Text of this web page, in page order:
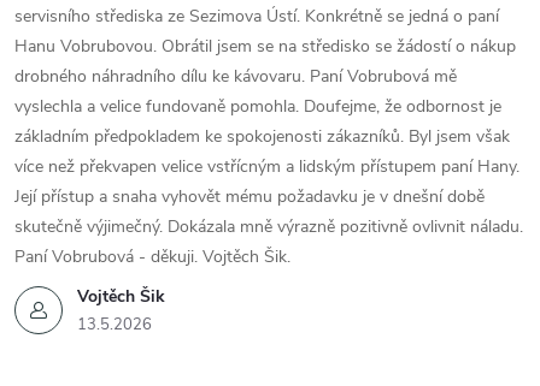
Vojtěch Šik
13.5.2026
servisního střediska ze Sezimova Ústí. Konkrétně se jedná o paní
Hanu Vobrubovou. Obrátil jsem se na středisko se žádostí o nákup
drobného náhradního dílu ke kávovaru. Paní Vobrubová mě
vyslechla a velice fundovaně pomohla. Doufejme, že odbornost je
základním předpokladem ke spokojenosti zákazníků. Byl jsem však
více než překvapen velice vstřícným a lidským přístupem paní Hany.
Její přístup a snaha vyhovět mému požadavku je v dnešní době
skutečně výjimečný. Dokázala mně výrazně pozitivně ovlivnit náladu.
Paní Vobrubová - děkuji. Vojtěch Šik.